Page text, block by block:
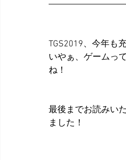
TGS2019、今年も
いやぁ、ゲームっ
ね！
最後までお読みい
ました！